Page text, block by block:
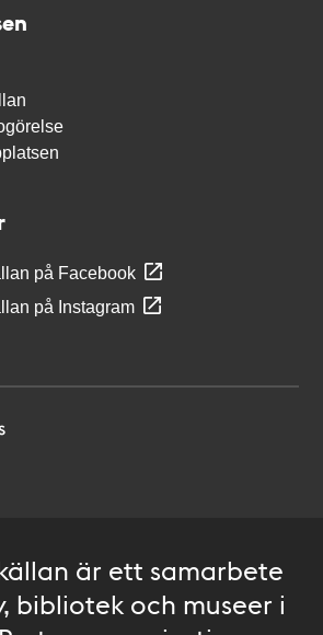
på Facebook
på Instagram
är ett samarbete
bibliotek och museer i